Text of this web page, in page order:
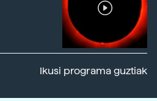
Ikusi programa guztiak